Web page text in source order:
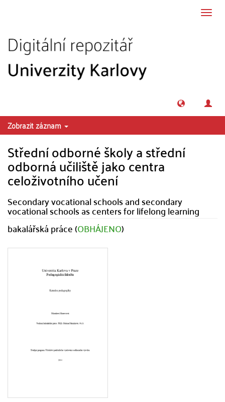
Zobrazit záznam
Střední odborné školy a střední
odborná učiliště jako centra
celoživotního učení
Secondary vocational schools and secondary
vocational schools as centers for lifelong learning
bakalářská práce (OBHÁJENO)